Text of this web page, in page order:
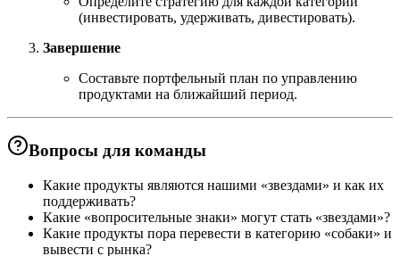
(инвестировать, удерживать, дивестировать).
Завершение
Составьте портфельный план по управлению
продуктами на ближайший период.
Вопросы для команды
Какие продукты являются нашими «звездами» и как их
поддерживать?
Какие «вопросительные знаки» могут стать «звездами»?
Какие продукты пора перевести в категорию «собаки» и
вывести с рынка?